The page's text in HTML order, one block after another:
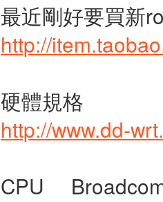
最近剛好要買新
http://
硬體規格
http://www.dd-
CPU